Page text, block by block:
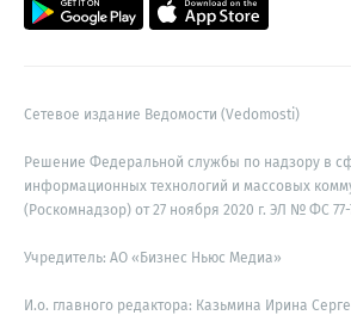
Сетевое издание Ведомости (Vedomosti)
Решение Федеральной службы по надзору в
информационных технологий и массовых
(Роскомнадзор) от 27 ноября 2020 г. ЭЛ № ФС 77-
Учредитель: АО «Бизнес Ньюс Медиа»
И.о. главного редактора: Казьмина Ирина